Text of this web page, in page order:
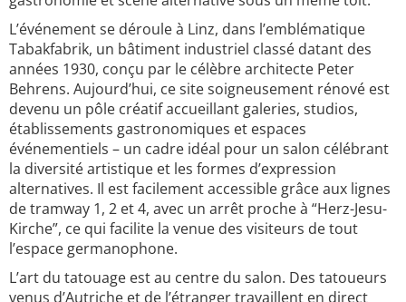
L’événement se déroule à Linz, dans l’emblématique
Tabakfabrik, un bâtiment industriel classé datant des
années 1930, conçu par le célèbre architecte Peter
Behrens. Aujourd’hui, ce site soigneusement rénové est
devenu un pôle créatif accueillant galeries, studios,
établissements gastronomiques et espaces
événementiels – un cadre idéal pour un salon célébrant
la diversité artistique et les formes d’expression
alternatives. Il est facilement accessible grâce aux lignes
de tramway 1, 2 et 4, avec un arrêt proche à “Herz-Jesu-
Kirche”, ce qui facilite la venue des visiteurs de tout
l’espace germanophone.
L’art du tatouage est au centre du salon. Des tatoueurs
venus d’Autriche et de l’étranger travaillent en direct